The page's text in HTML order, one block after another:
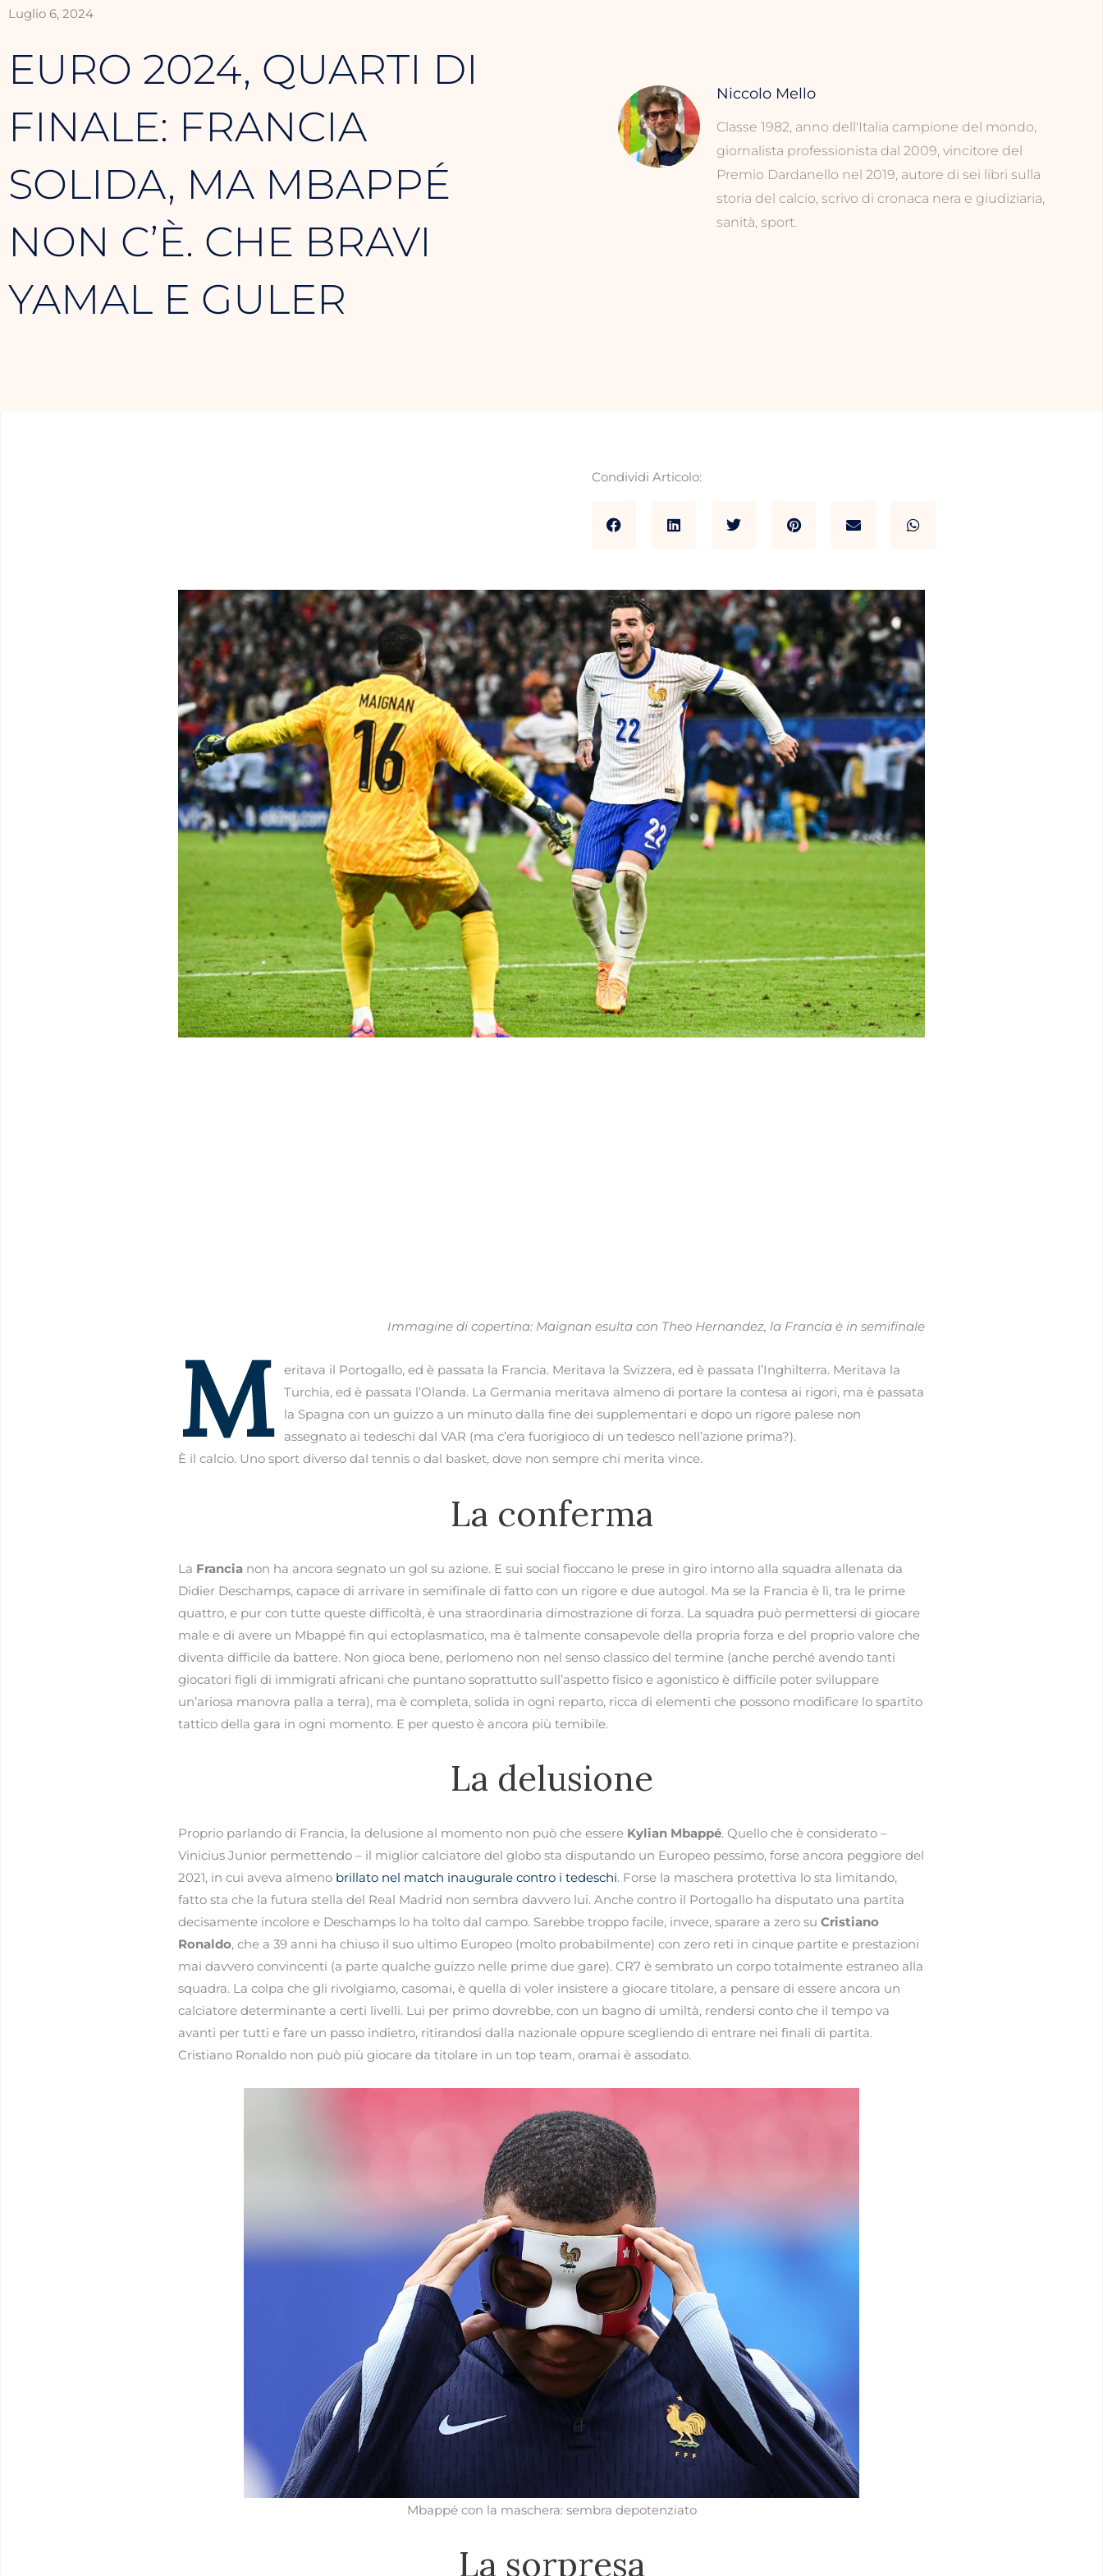
Luglio 6, 2024
EURO 2024, QUARTI DI
FINALE: FRANCIA
SOLIDA, MA MBAPPÉ
NON C’È. CHE BRAVI
YAMAL E GULER
Niccolo Mello
Classe 1982, anno dell'Italia campione del mondo,
giornalista professionista dal 2009, vincitore del
Premio Dardanello nel 2019, autore di sei libri sulla
storia del calcio, scrivo di cronaca nera e giudiziaria,
sanità, sport.
Condividi Articolo:
Immagine di copertina: Maignan esulta con Theo Hernandez, la Francia è in semifinale
M
eritava il Portogallo, ed è passata la Francia. Meritava la Svizzera, ed è passata l’Inghilterra. Meritava la
Turchia, ed è passata l’Olanda. La Germania meritava almeno di portare la contesa ai rigori, ma è passata
la Spagna con un guizzo a un minuto dalla fine dei supplementari e dopo un rigore palese non
assegnato ai tedeschi dal VAR (ma c’era fuorigioco di un tedesco nell’azione prima?).
È il calcio. Uno sport diverso dal tennis o dal basket, dove non sempre chi merita vince.
La conferma
La Francia non ha ancora segnato un gol su azione. E sui social fioccano le prese in giro intorno alla squadra allenata da
Didier Deschamps, capace di arrivare in semifinale di fatto con un rigore e due autogol. Ma se la Francia è lì, tra le prime
quattro, e pur con tutte queste difficoltà, è una straordinaria dimostrazione di forza. La squadra può permettersi di giocare
male e di avere un Mbappé fin qui ectoplasmatico, ma è talmente consapevole della propria forza e del proprio valore che
diventa difficile da battere. Non gioca bene, perlomeno non nel senso classico del termine (anche perché avendo tanti
giocatori figli di immigrati africani che puntano soprattutto sull’aspetto fisico e agonistico è difficile poter sviluppare
un’ariosa manovra palla a terra), ma è completa, solida in ogni reparto, ricca di elementi che possono modificare lo spartito
tattico della gara in ogni momento. E per questo è ancora più temibile.
La delusione
Proprio parlando di Francia, la delusione al momento non può che essere Kylian Mbappé. Quello che è considerato –
Vinicius Junior permettendo – il miglior calciatore del globo sta disputando un Europeo pessimo, forse ancora peggiore del
2021, in cui aveva almeno brillato nel match inaugurale contro i tedeschi. Forse la maschera protettiva lo sta limitando,
fatto sta che la futura stella del Real Madrid non sembra davvero lui. Anche contro il Portogallo ha disputato una partita
decisamente incolore e Deschamps lo ha tolto dal campo. Sarebbe troppo facile, invece, sparare a zero su Cristiano
Ronaldo, che a 39 anni ha chiuso il suo ultimo Europeo (molto probabilmente) con zero reti in cinque partite e prestazioni
mai davvero convincenti (a parte qualche guizzo nelle prime due gare). CR7 è sembrato un corpo totalmente estraneo alla
squadra. La colpa che gli rivolgiamo, casomai, è quella di voler insistere a giocare titolare, a pensare di essere ancora un
calciatore determinante a certi livelli. Lui per primo dovrebbe, con un bagno di umiltà, rendersi conto che il tempo va
avanti per tutti e fare un passo indietro, ritirandosi dalla nazionale oppure scegliendo di entrare nei finali di partita.
Cristiano Ronaldo non può più giocare da titolare in un top team, oramai è assodato.
Mbappé con la maschera: sembra depotenziato
La sorpresa